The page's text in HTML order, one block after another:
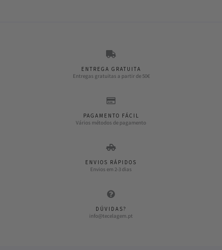
ENTREGA GRATUITA
Entregas gratuitas a partir de 50€
PAGAMENTO FÁCIL
Vários métodos de pagamento
ENVIOS RÁPIDOS
Envios em 2-3 dias
DÚVIDAS?
info@tecelagem.pt